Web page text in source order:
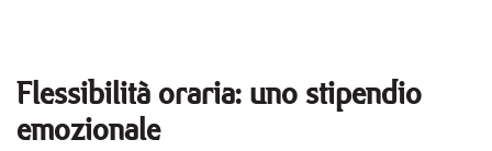
Flessibilità oraria: uno stipendio
emozionale